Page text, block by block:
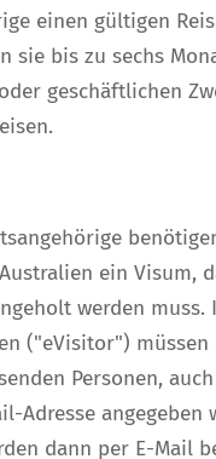
einen gültigen
sie bis zu sechs
geschäftlichen
ein Visum,
werden muss.
("eVisitor") müssen
Personen,
Adresse angegeben
dann per E-Mail